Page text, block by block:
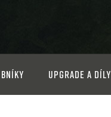
Upgrade a díly